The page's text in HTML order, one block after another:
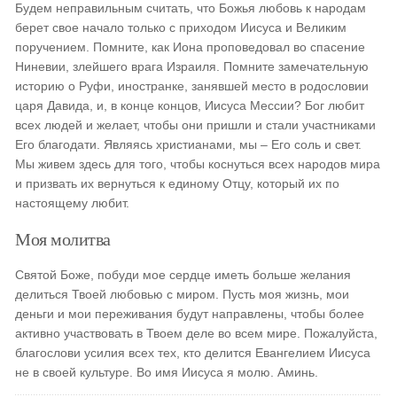
Будем неправильным считать, что Божья любовь к народам
берет свое начало только с приходом Иисуса и Великим
поручением. Помните, как Иона проповедовал во спасение
Ниневии, злейшего врага Израиля. Помните замечательную
историю о Руфи, иностранке, занявшей место в родословии
царя Давида, и, в конце концов, Иисуса Мессии? Бог любит
всех людей и желает, чтобы они пришли и стали участниками
Его благодати. Являясь христианами, мы – Его соль и свет.
Мы живем здесь для того, чтобы коснуться всех народов мира
и призвать их вернуться к единому Отцу, который их по
настоящему любит.
Моя молитва
Святой Боже, побуди мое сердце иметь больше желания
делиться Твоей любовью с миром. Пусть моя жизнь, мои
деньги и мои переживания будут направлены, чтобы более
активно участвовать в Твоем деле во всем мире. Пожалуйста,
благослови усилия всех тех, кто делится Евангелием Иисуса
не в своей культуре. Во имя Иисуса я молю. Аминь.